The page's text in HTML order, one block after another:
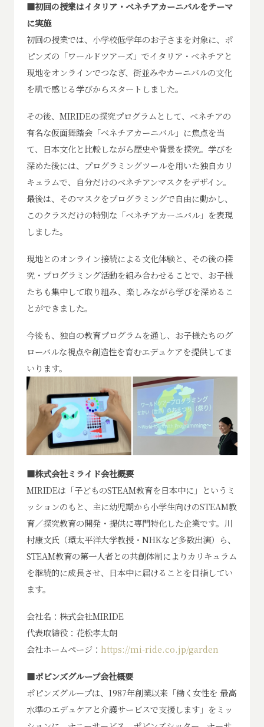
■初回の授業はイタリア・ベネチアカーニバルをテーマ
に実施
初回の授業では、小学校低学年のお子さまを対象に、ポ
ピンズの「ワールドツアーズ」でイタリア・ベネチアと
現地をオンラインでつなぎ、街並みやカーニバルの文化
を肌で感じる学びからスタートしました。
その後、MIRIDEの探究プログラムとして、ベネチアの
有名な仮面舞踏会「ベネチアカーニバル」に焦点を当
て、日本文化と比較しながら歴史や背景を探究。学びを
深めた後には、プログラミングツールを用いた独自カリ
キュラムで、自分だけのベネチアンマスクをデザイン。
最後は、そのマスクをプログラミングで自由に動かし、
このクラスだけの特別な「ベネチアカーニバル」を表現
しました。
現地とのオンライン接続による文化体験と、その後の探
究・プログラミング活動を組み合わせることで、お子様
たちも集中して取り組み、楽しみながら学びを深めるこ
とができました。
今後も、独自の教育プログラムを通し、お子様たちのグ
ローバルな視点や創造性を育むエデュケアを提供してま
いります。
■株式会社ミライド会社概要
MIRIDEは「子どものSTEAM教育を日本中に」というミ
ッションのもと、主に幼児期から小学生向けのSTEAM教
育／探究教育の開発・提供に専門特化した企業です。川
村康文氏（環太平洋大学教授・NHKなど多数出演）ら、
STEAM教育の第一人者との共創体制によりカリキュラム
を継続的に成長させ、日本中に届けることを目指してい
ます。
会社名：株式会社MIRIDE
代表取締役：花松孝太朗
会社ホームページ：https://mi-ride.co.jp/garden
■ポピンズグループ会社概要
ポピンズグループは、1987年創業以来「働く女性を 最高
水準のエデュケアと介護サービスで支援します」をミッ